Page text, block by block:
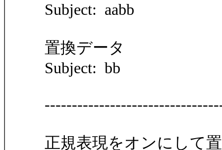
Subject: aabb
置換データ
Subject: bb
正規表現をオンにして